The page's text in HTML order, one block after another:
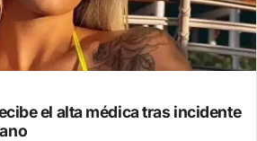
el alta médica tras incidente